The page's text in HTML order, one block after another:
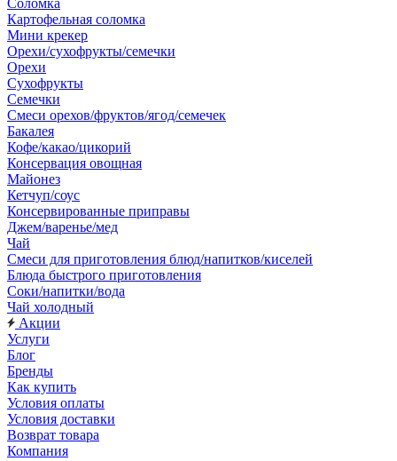
Соломка
Картофельная соломка
Мини крекер
Орехи/сухофрукты/семечки
Орехи
Сухофрукты
Семечки
Смеси орехов/фруктов/ягод/семечек
Бакалея
Кофе/какао/цикорий
Консервация овощная
Майонез
Кетчуп/соус
Консервированные приправы
Джем/варенье/мед
Чай
Смеси для приготовления блюд/напитков/киселей
Блюда быстрого приготовления
Соки/напитки/вода
Чай холодный
Акции
Услуги
Блог
Бренды
Как купить
Условия оплаты
Условия доставки
Возврат товара
Компания